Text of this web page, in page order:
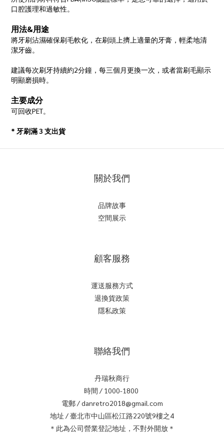
口腔護理和過敏性。
用法&用途
將牙刷沾濕確保刷毛軟化，在刷頭上擠上適量的牙膏，輕柔地清
潔牙齒。
建議每次刷牙持續約2分鐘，每三個月更換一次，或者當刷毛顯示
明顯磨損時。
主要成分
可回收PET。
* 牙刷滿 3 支出貨
關於我們
品牌故事
空間展示
顧客服務
運送服務方式
退換貨政策
隱私政策
聯絡我們
丹瑞秋商行
時間 / 1000-1800
電郵 / danretro2018@gmail.com
地址 / 臺北市中山區松江路220號9樓之4
＊此為公司營業登記地址，不對外開放＊